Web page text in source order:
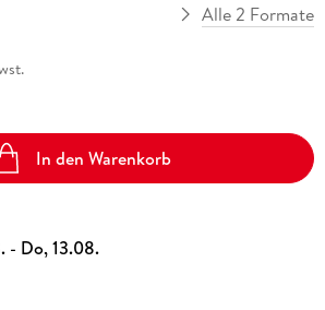
Alle 2 Formate
In den Warenkorb
- Do, 13.08.